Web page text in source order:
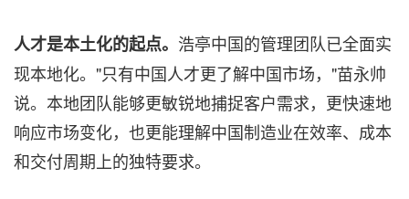
人才是本土化的起点。 浩亭中国的管理团队已全面实
现本地化。"只有中国人才更了解中国市场，"苗永帅
说。本地团队能够更敏锐地捕捉客户需求，更快速地
响应市场变化，也更能理解中国制造业在效率、成本
和交付周期上的独特要求。